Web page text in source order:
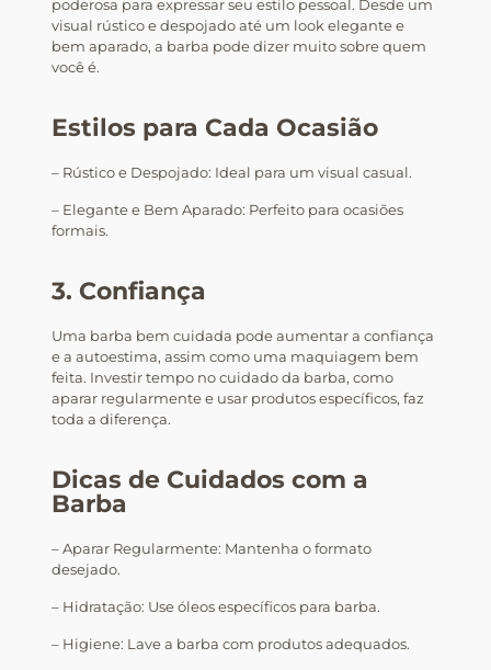
poderosa para expressar seu estilo pessoal. Desde um
visual rústico e despojado até um look elegante e
bem aparado, a barba pode dizer muito sobre quem
você é.
Estilos para Cada Ocasião
– Rústico e Despojado: Ideal para um visual casual.
– Elegante e Bem Aparado: Perfeito para ocasiões
formais.
3. Confiança
Uma barba bem cuidada pode aumentar a confiança
e a autoestima, assim como uma maquiagem bem
feita. Investir tempo no cuidado da barba, como
aparar regularmente e usar produtos específicos, faz
toda a diferença.
Dicas de Cuidados com a
Barba
– Aparar Regularmente: Mantenha o formato
desejado.
– Hidratação: Use óleos específicos para barba.
– Higiene: Lave a barba com produtos adequados.